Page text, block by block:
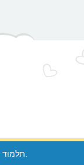
© 2019 תלמוד ישראלי. כל הזכויות שמורות.